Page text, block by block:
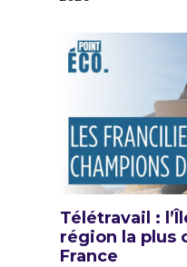
Télétravail :
région la plus
France